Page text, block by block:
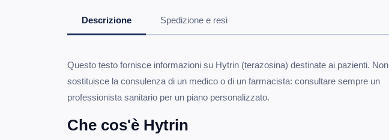
Descrizione Spedizione e resi
Questo testo fornisce informazioni su Hytrin (terazosina) destinate ai pazienti. Non
sostituisce la consulenza di un medico o di un farmacista: consultare sempre un
professionista sanitario per un piano personalizzato.
Che cos'è Hytrin